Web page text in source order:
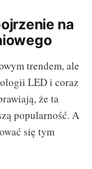
na
trendem, ale
LED i coraz
że ta
popularność. A
się tym